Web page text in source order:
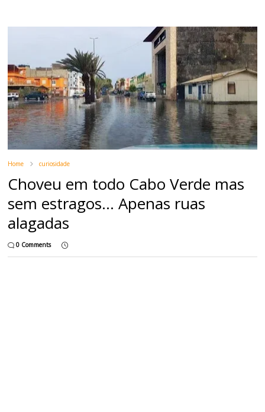
Home curiosidade
Choveu em todo Cabo Verde mas
sem estragos... Apenas ruas
alagadas
0 Comments